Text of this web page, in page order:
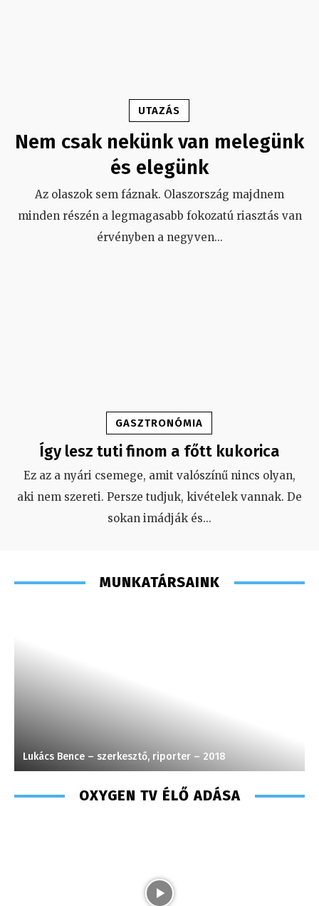
UTAZÁS
Nem csak nekünk van melegünk
és elegünk
Az olaszok sem fáznak. Olaszország majdnem
minden részén a legmagasabb fokozatú riasztás van
érvényben a negyven...
GASZTRONÓMIA
Így lesz tuti finom a főtt kukorica
Ez az a nyári csemege, amit valószínű nincs olyan,
aki nem szereti. Persze tudjuk, kivételek vannak. De
sokan imádják és...
MUNKATÁRSAINK
Lukács Bence – szerkesztő, riporter – 2018
OXYGEN TV ÉLŐ ADÁSA